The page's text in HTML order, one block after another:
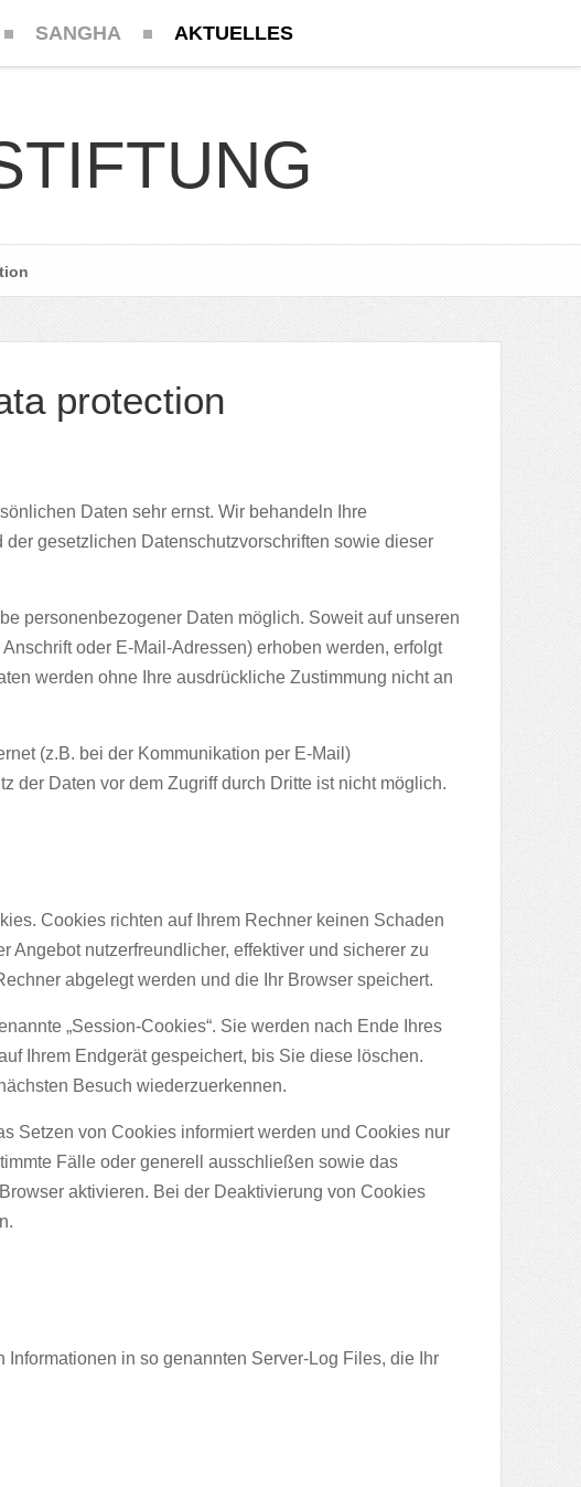
SANGHA AKTUELLES
protection
Daten sehr ernst. Wir behandeln Ihre
gesetzlichen Datenschutzvorschriften sowie dieser
personenbezogener Daten möglich. Soweit auf unseren
oder E-Mail-Adressen) erhoben werden, erfolgt
werden ohne Ihre ausdrückliche Zustimmung nicht an
(z.B. bei der Kommunikation per E-Mail)
der Daten vor dem Zugriff durch Dritte ist nicht möglich.
Cookies richten auf Ihrem Rechner keinen Schaden
nutzerfreundlicher, effektiver und sicherer zu
abgelegt werden und die Ihr Browser speichert.
„Session-Cookies“. Sie werden nach Ende Ihres
Ihrem Endgerät gespeichert, bis Sie diese löschen.
Besuch wiederzuerkennen.
Setzen von Cookies informiert werden und Cookies nur
Fälle oder generell ausschließen sowie das
aktivieren. Bei der Deaktivierung von Cookies
in so genannten Server-Log Files, die Ihr